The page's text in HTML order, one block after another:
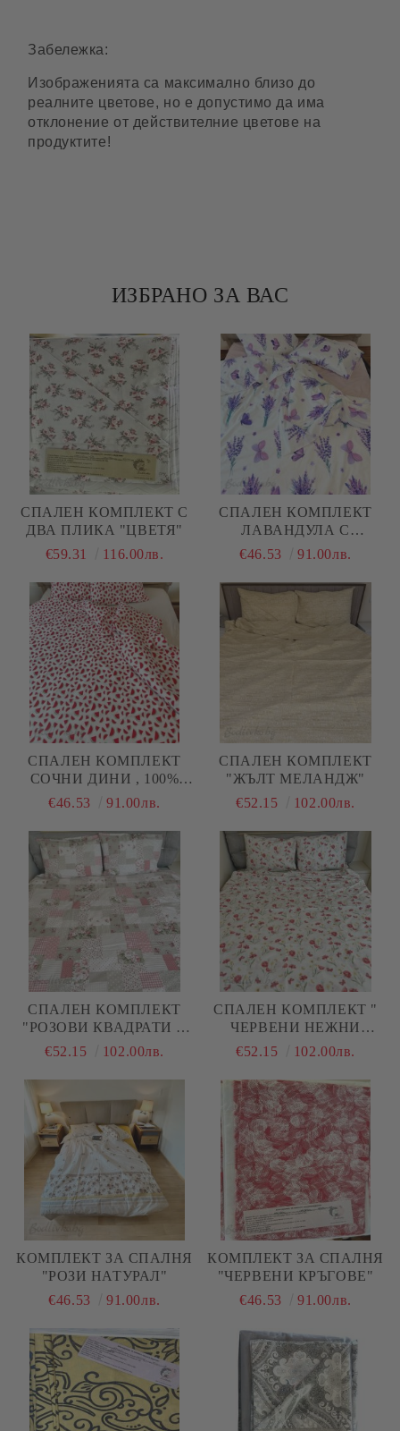
Забележка:
Изображенията са максимално близо до
реалните цветове, но е допустимо да има
отклонение от действителние цветове на
продуктите!
ИЗБРАНО ЗА ВАС
СПАЛЕН КОМПЛЕКТ С
ДВА ПЛИКА "ЦВЕТЯ"
€59.31
116.00лв.
СПАЛЕН КОМПЛЕКТ
ЛАВАНДУЛА С
ПЕПЕРУДИ , 100%
ЧАСТИ,
€46.53 91.00лв.
СПАЛЕН КОМПЛЕКТ
СОЧНИ ДИНИ , 100%
ПАМУК/РАНФОРС, 4
€46.53 91.00лв.
СПАЛЕН КОМПЛЕКТ
"ЖЪЛТ МЕЛАНДЖ"
€52.15
102.00лв.
СПАЛЕН КОМПЛЕКТ
"РОЗОВИ КВАДРАТИ С
ЦВЕТЯ"
€52.15 102.00лв.
СПАЛЕН КОМПЛЕКТ "
ЧЕРВЕНИ НЕЖНИ
ЦВЕТЯ"
€52.15 102.00лв.
КОМПЛЕКТ ЗА СПАЛНЯ
"РОЗИ НАТУРАЛ"
€46.53
91.00лв.
КОМПЛЕКТ ЗА СПАЛНЯ
"ЧЕРВЕНИ КРЪГОВЕ"
€46.53
91.00лв.